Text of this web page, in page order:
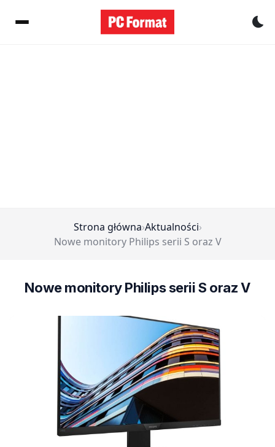
Strona główna›Aktualności›
Nowe monitory Philips serii S oraz V
Nowe monitory Philips serii S oraz V